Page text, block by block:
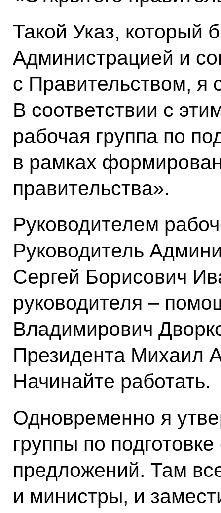
Такой Указ, который
Администрацией и
с Правительством, я
В соответствии с
рабочая группа по
в рамках
правительства».
Руководителем
Руководитель
Сергей Борисович
руководителя –
Владимирович
Президента Михаил
Начинайте работать.
Одновременно я
группы по
предложений. Там
и министры, и